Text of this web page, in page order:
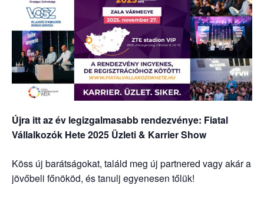
Újra itt az év legizgalmasabb rendezvénye: Fiatal
Vállalkozók Hete 2025 Üzleti & Karrier Show
Köss új barátságokat, találd meg új partnered vagy akár a
jövőbeli főnököd, és tanulj egyenesen tőlük!